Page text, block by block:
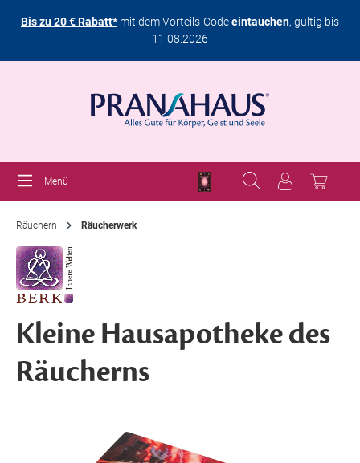
Bis zu 20 € Rabatt*mit dem Vorteils-Codeeintauchen, gültig bis
11.08.2026
Menü
Räuchern Räucherwerk
Kleine Hausapotheke des
Räucherns